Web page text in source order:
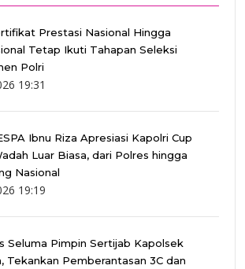
Prestasi Nasional Hingga
Tetap Ikuti Tahapan Seleksi
Polri
19:31
Ibnu Riza Apresiasi Kapolri Cup
Luar Biasa, dari Polres hingga
Nasional
19:19
Seluma Pimpin Sertijab Kapolsek
Tekankan Pemberantasan 3C dan